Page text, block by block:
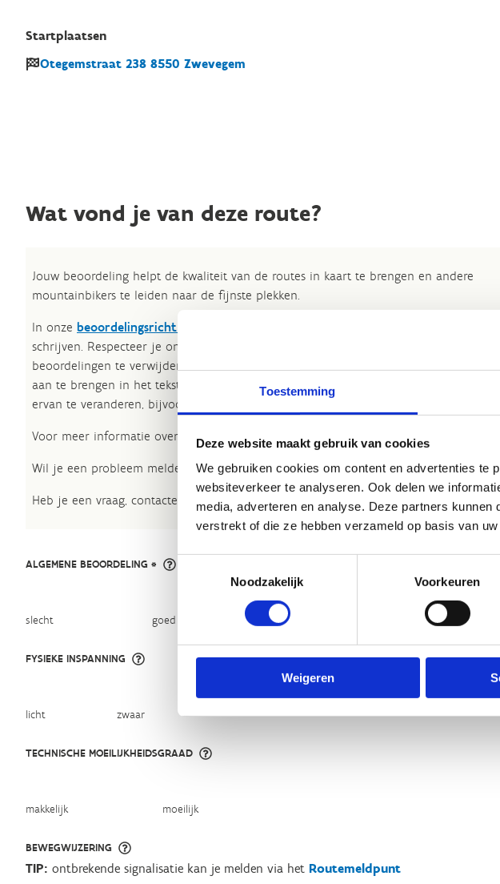
Toestemming
Deze website maakt gebruik van cookies
We gebruiken cookies om content en advertenties te
websiteverkeer te analyseren. Ook delen we
media, adverteren en analyse. Deze partners
verstrekt of die ze hebben verzameld op basis van
Noodzakelijk
Voorkeuren
Weigeren
Startplaatsen
Otegemstraat 238 8550 Zwevegem
Wat vond je van deze route?
Jouw beoordeling helpt de kwaliteit van de routes in kaart te brengen en andere
mountainbikers te leiden naar de fijnste plekken.
In onze beoordelingsrichtlijnen
schrijven. Respecteer je onze richtlijnen niet, dan kunnen wij beslissen jouw
beoordelingen te verwijderen. Wij behouden ons het recht om kleine aanpassingen
aan te brengen in het tekstgedeelte van jouw evaluatie zonder de feitelijke inhoud
ervan te veranderen, bijvoorbeeld om taalfouten en leesbaarheid te verbeteren.​
Voor meer informatie over onze routestructuren, neem een kijkje bij de
Wil je een probleem melden op een route? Ga dan naar hetRoutemeldpunt.
Heb je een vraag, contacteer ons via sportievevrijetijd@sport.vlaanderen
ALGEMENE BEOORDELING *
slecht goed
FYSIEKE INSPANNING
licht zwaar
TECHNISCHE MOEILIJKHEIDSGRAAD
makkelijk moeilijk
BEWEGWIJZERING
TIP: ontbrekende signalisatie kan je melden via het Routemeldpunt